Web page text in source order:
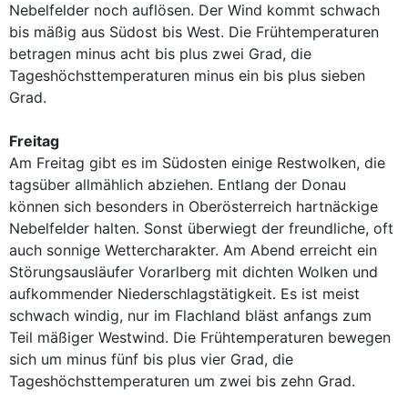
Nebelfelder noch auflösen. Der Wind kommt schwach
bis mäßig aus Südost bis West. Die Frühtemperaturen
betragen minus acht bis plus zwei Grad, die
Tageshöchsttemperaturen minus ein bis plus sieben
Grad.
Freitag
Am Freitag gibt es im Südosten einige Restwolken, die
tagsüber allmählich abziehen. Entlang der Donau
können sich besonders in Oberösterreich hartnäckige
Nebelfelder halten. Sonst überwiegt der freundliche, oft
auch sonnige Wettercharakter. Am Abend erreicht ein
Störungsausläufer Vorarlberg mit dichten Wolken und
aufkommender Niederschlagstätigkeit. Es ist meist
schwach windig, nur im Flachland bläst anfangs zum
Teil mäßiger Westwind. Die Frühtemperaturen bewegen
sich um minus fünf bis plus vier Grad, die
Tageshöchsttemperaturen um zwei bis zehn Grad.